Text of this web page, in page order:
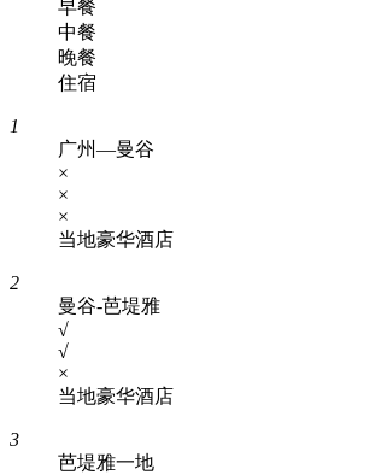
早餐
中餐
晚餐
住宿
1
广州—曼谷
×
×
×
当地豪华酒店
2
曼谷-芭堤雅
√
√
×
当地豪华酒店
3
芭堤雅一地